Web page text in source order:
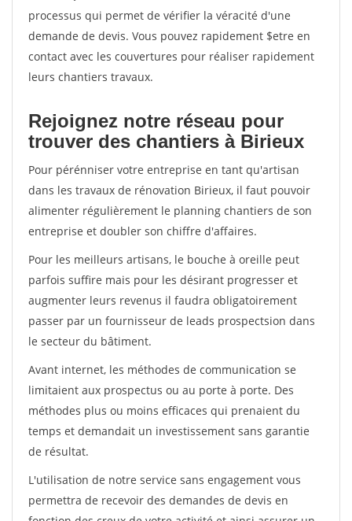
processus qui permet de vérifier la véracité d'une
demande de devis. Vous pouvez rapidement $etre en
contact avec les couvertures pour réaliser rapidement
leurs chantiers travaux.
Rejoignez notre réseau pour
trouver des chantiers à Birieux
Pour pérénniser votre entreprise en tant qu'artisan
dans les travaux de rénovation Birieux, il faut pouvoir
alimenter régulièrement le planning chantiers de son
entreprise et doubler son chiffre d'affaires.
Pour les meilleurs artisans, le bouche à oreille peut
parfois suffire mais pour les désirant progresser et
augmenter leurs revenus il faudra obligatoirement
passer par un fournisseur de leads prospectsion dans
le secteur du bâtiment.
Avant internet, les méthodes de communication se
limitaient aux prospectus ou au porte à porte. Des
méthodes plus ou moins efficaces qui prenaient du
temps et demandait un investissement sans garantie
de résultat.
L'utilisation de notre service sans engagement vous
permettra de recevoir des demandes de devis en